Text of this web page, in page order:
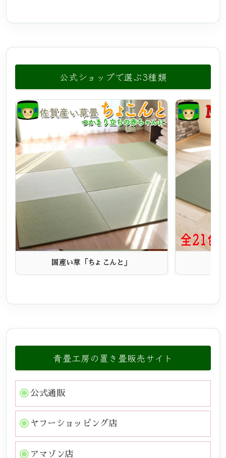
公式ショップで選ぶ3種類
国産い草「ちょこんと」
青畳工房の置き畳販売サイト
公式通販
ヤフーショッピング店
アマゾン店